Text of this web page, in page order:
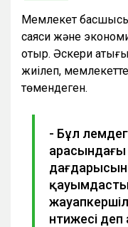
Мемлекет
саяси және
отыр. Әскери
жиілеп,
төмендеген.
- Бұл
арасындағы
нәтижесі